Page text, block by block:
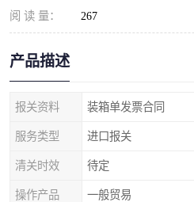
阅 读 量： 267
产品描述
报关资料 装箱单发票合同
服务类型 进口报关
清关时效 待定
操作产品 一般贸易